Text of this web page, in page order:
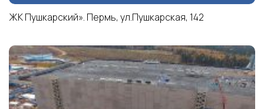
ЖК Пушкарский». Пермь, ул.Пушкарская, 142